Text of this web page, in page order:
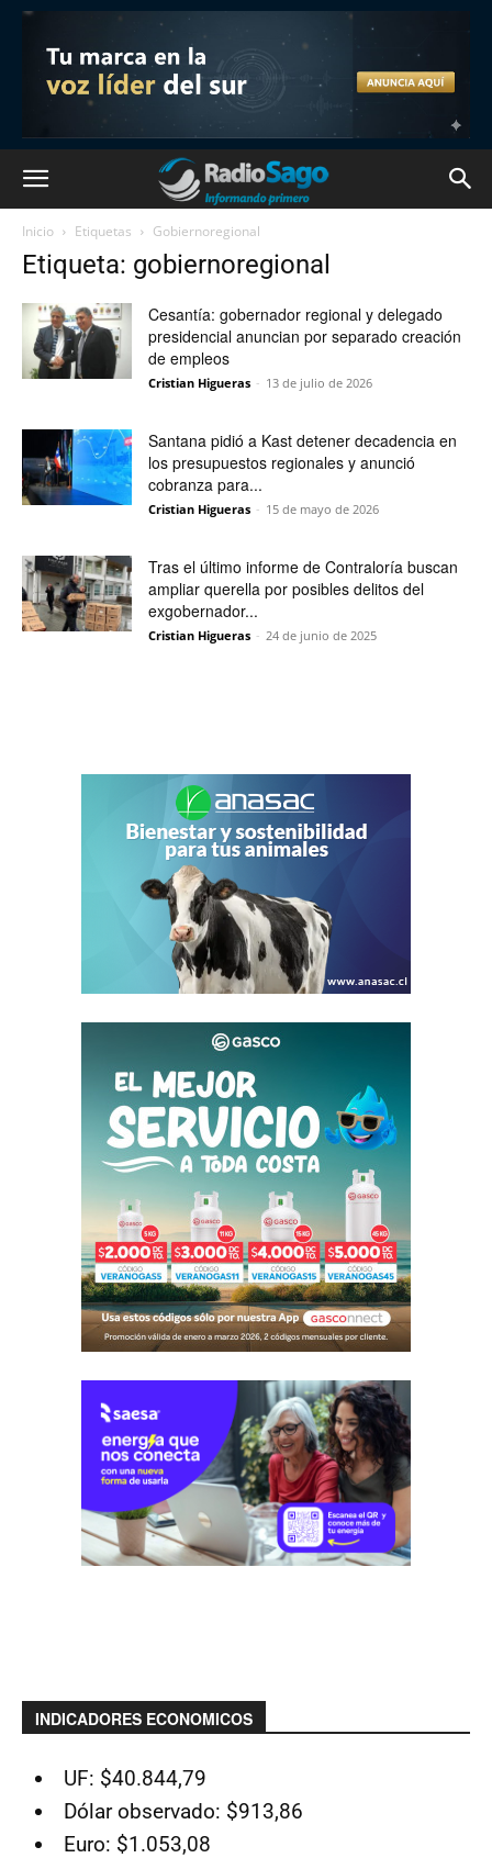
Inicio Etiquetas Gobiernoregional
Etiqueta: gobiernoregional
Cesantía: gobernador regional y delegado
presidencial anuncian por separado creación
de empleos
Cristian Higueras - 13 de julio de 2026
Santana pidió a Kast detener decadencia en
los presupuestos regionales y anunció
cobranza para...
Cristian Higueras - 15 de mayo de 2026
Tras el último informe de Contraloría buscan
ampliar querella por posibles delitos del
exgobernador...
Cristian Higueras - 24 de junio de 2025
INDICADORES ECONOMICOS
UF: $40.844,79
Dólar observado: $913,86
Euro: $1.053,08